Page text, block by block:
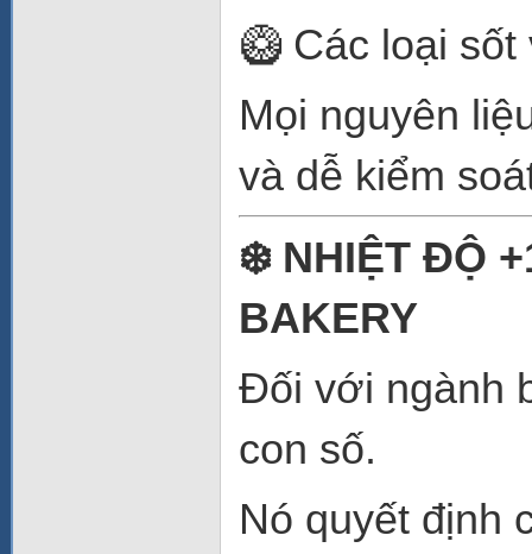
🥝 Các loại
Mọi nguyên
và dễ kiểm
❄️ NHIỆT ĐỘ
BAKERY
Đối với ngành
con số.
Nó quyết định